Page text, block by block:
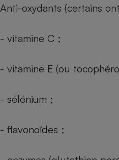
Anti-oxydants (certains
- vitamine C ;
- vitamine E (ou
- sélénium ;
- flavonoïdes ;